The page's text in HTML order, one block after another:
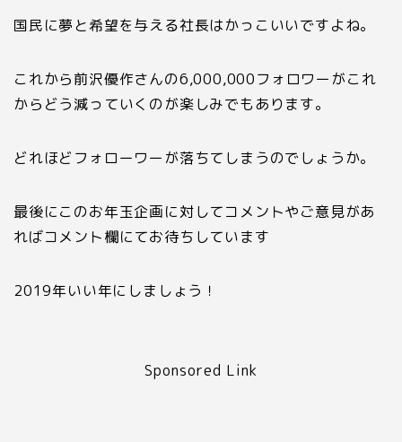
国民に夢と希望を与える社長はかっこいいですよね。
これから前沢優作さんの6,000,000フォロワーがこれ
からどう減っていくのが楽しみでもあります。
どれほどフォローワーが落ちてしまうのでしょうか。
最後にこのお年玉企画に対してコメントやご意見があ
ればコメント欄にてお待ちしています
2019年いい年にしましょう！
Sponsored Link